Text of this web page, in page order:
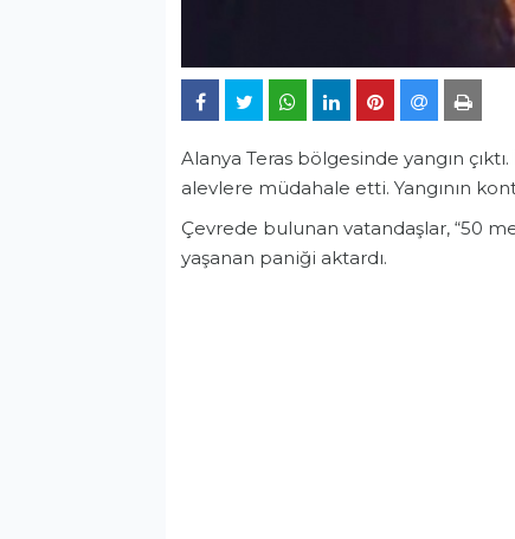
Alanya Teras bölgesinde yangın
alevlere müdahale etti. Yangının
Çevrede bulunan vatandaşlar, “50
yaşanan paniği aktardı.